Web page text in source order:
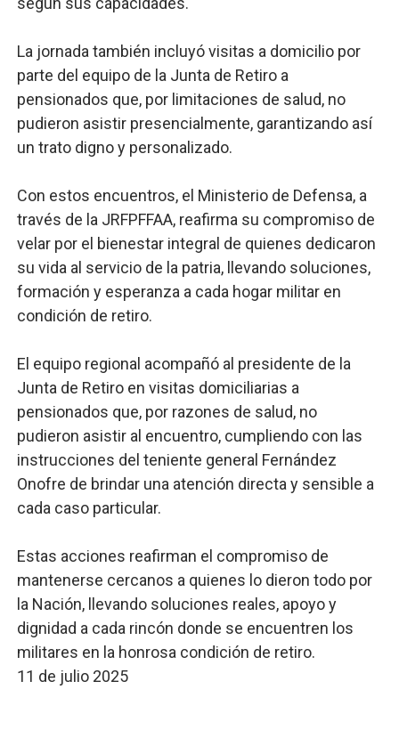
La jornada también incluyó visitas a domicilio por
parte del equipo de la Junta de Retiro a
pensionados que, por limitaciones de salud, no
pudieron asistir presencialmente, garantizando así
un trato digno y personalizado.
Con estos encuentros, el Ministerio de Defensa, a
través de la JRFPFFAA, reafirma su compromiso de
velar por el bienestar integral de quienes dedicaron
su vida al servicio de la patria, llevando soluciones,
formación y esperanza a cada hogar militar en
condición de retiro.
El equipo regional acompañó al presidente de la
Junta de Retiro en visitas domiciliarias a
pensionados que, por razones de salud, no
pudieron asistir al encuentro, cumpliendo con las
instrucciones del teniente general Fernández
Onofre de brindar una atención directa y sensible a
cada caso particular.
Estas acciones reafirman el compromiso de
mantenerse cercanos a quienes lo dieron todo por
la Nación, llevando soluciones reales, apoyo y
dignidad a cada rincón donde se encuentren los
militares en la honrosa condición de retiro.
11 de julio 2025